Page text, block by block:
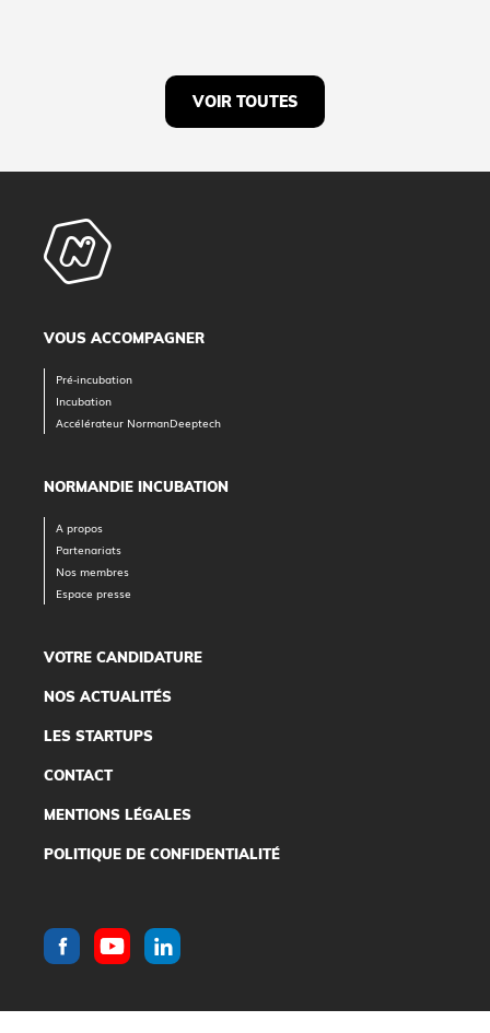
VOIR TOUTES
VOUS ACCOMPAGNER
Pré-incubation
Incubation
Accélérateur NormanDeeptech
NORMANDIE INCUBATION
A propos
Partenariats
Nos membres
Espace presse
VOTRE CANDIDATURE
NOS ACTUALITÉS
LES STARTUPS
CONTACT
MENTIONS LÉGALES
POLITIQUE DE CONFIDENTIALITÉ